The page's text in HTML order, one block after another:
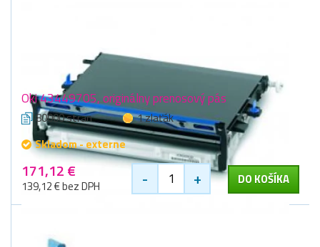
Oki 43449705, originálny prenosový pás
80000 stran
1 zlaťák
Skladom - externe
171,12 €
139,12 € bez DPH - + DO KOŠÍKA